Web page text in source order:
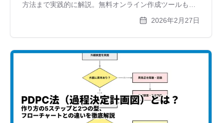
方法まで実践的に解説。無料オンライン作成ツールも紹
2026年2月27日